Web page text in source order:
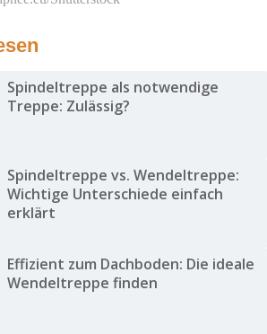
Spindeltreppe als notwendige
Treppe: Zulässig?
Spindeltreppe vs. Wendeltreppe:
Wichtige Unterschiede einfach
erklärt
Effizient zum Dachboden: Die ideale
Wendeltreppe finden